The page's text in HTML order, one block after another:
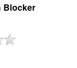
Blocker